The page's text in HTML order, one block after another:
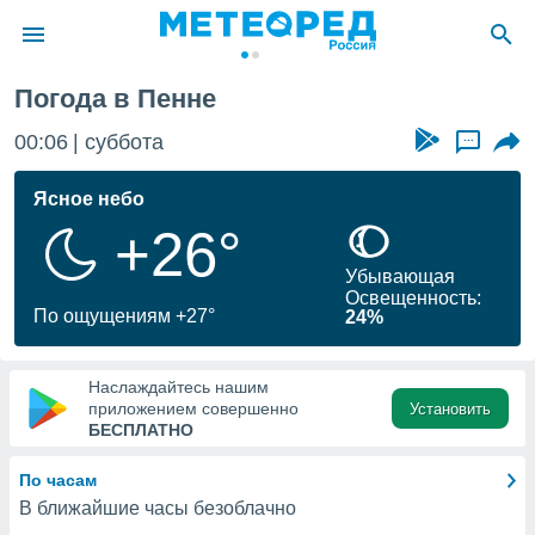
о
Вы можете
к этому
доступ
Погода в Пенне
00:06 суббота ...
Ясное небо
+26°
По ощущениям +27°
Убывающая
Освещенность:
24%
Наслаждайтесь нашим
приложением совершенно
БЕСПЛАТНО
Установить
По часам
В ближайшие часы безоблачно